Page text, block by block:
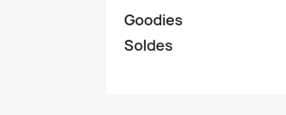
Goodies
Soldes